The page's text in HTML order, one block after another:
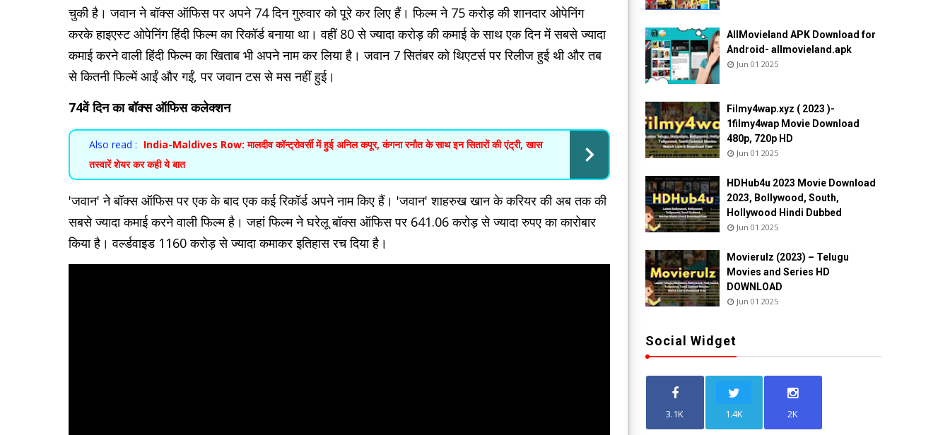
चुकी है। जवान ने बॉक्स ऑफिस पर अपने 74 दिन गुरुवार को पूरे कर लिए हैं। फिल्म ने 75 करोड़ की शानदार ओपेनिंग
करके हाइएस्ट ओपेनिंग हिंदी फिल्म का रिकॉर्ड बनाया था। वहीं 80 से ज्यादा करोड़ की कमाई के साथ एक दिन में सबसे ज्यादा
कमाई करने वाली हिंदी फिल्म का खिताब भी अपने नाम कर लिया है। जवान 7 सितंबर को थिएटर्स पर रिलीज हुई थी और तब
से कितनी फिल्में आईं और गईं, पर जवान टस से मस नहीं हुई।
74वें दिन का बॉक्स ऑफिस कलेक्शन
Also read : India-Maldives Row: मालदीव कॉन्ट्रोवर्सी में हुई अनिल कपूर, कंगना रनौत के साथ इन सितारों की एंट्री, खास
तस्वारें शेयर कर कही ये बात
'जवान' ने बॉक्स ऑफिस पर एक के बाद एक कई रिकॉर्ड अपने नाम किए हैं। 'जवान' शाहरुख खान के करियर की अब तक की
सबसे ज्यादा कमाई करने वाली फिल्म है। जहां फिल्म ने घरेलू बॉक्स ऑफिस पर 641.06 करोड़ से ज्यादा रुपए का कारोबार
किया है। वर्ल्डवाइड 1160 करोड़ से ज्यादा कमाकर इतिहास रच दिया है।
AllMovieland APK Download for
Android- allmovieland.apk
Jun 01 2025
Filmy4wap.xyz ( 2023 )-
1filmy4wap Movie Download
480p, 720p HD
Jun 01 2025
HDHub4u 2023 Movie Download
2023, Bollywood, South,
Hollywood Hindi Dubbed
Jun 01 2025
Movierulz (2023) – Telugu
Movies and Series HD
DOWNLOAD
Jun 01 2025
Social Widget
3.1K 1.4K 2K